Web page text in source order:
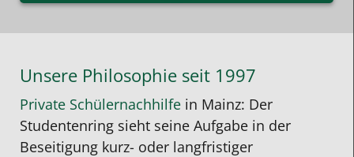
Unsere Philosophie seit 1997
Private Schülernachhilfe in Mainz: Der
Studentenring sieht seine Aufgabe in der
Beseitigung kurz- oder langfristiger